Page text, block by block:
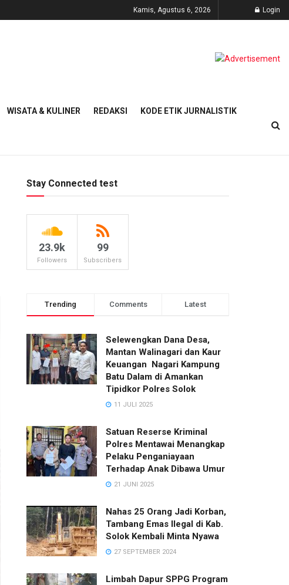
Kamis, Agustus 6, 2026 Login
WISATA & KULINER REDAKSI KODE ETIK JURNALISTIK
Stay Connected test
23.9k
Followers
99
Subscribers
Trending Comments Latest
Selewengkan Dana Desa,
Mantan Walinagari dan Kaur
Keuangan Nagari Kampung
Batu Dalam di Amankan
Tipidkor Polres Solok
11 JULI 2025
Satuan Reserse Kriminal
Polres Mentawai Menangkap
Pelaku Penganiayaan
Terhadap Anak Dibawa Umur
21 JUNI 2025
Nahas 25 Orang Jadi Korban,
Tambang Emas Ilegal di Kab.
Solok Kembali Minta Nyawa
27 SEPTEMBER 2024
Limbah Dapur SPPG Program